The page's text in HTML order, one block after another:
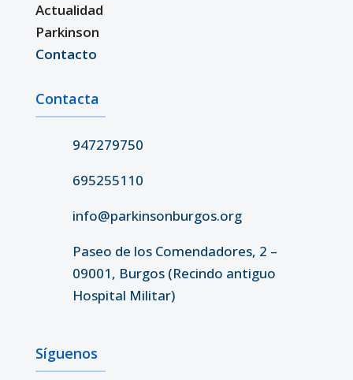
Actualidad
Parkinson
Contacto
Contacta
947279750
695255110
info@parkinsonburgos.org
Paseo de los Comendadores, 2 –
09001, Burgos (Recindo antiguo
Hospital Militar)
Síguenos